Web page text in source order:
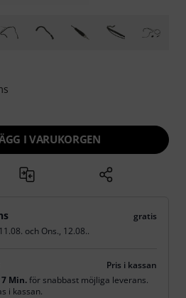
I VARUKORGEN
gratis
och Ons., 12.08..
Pris i kassan
Min.för snabbast möjliga leverans.
i kassan.